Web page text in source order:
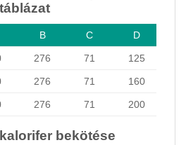
276 71 125
276 71 160
276 71 200
B C D
bekötése